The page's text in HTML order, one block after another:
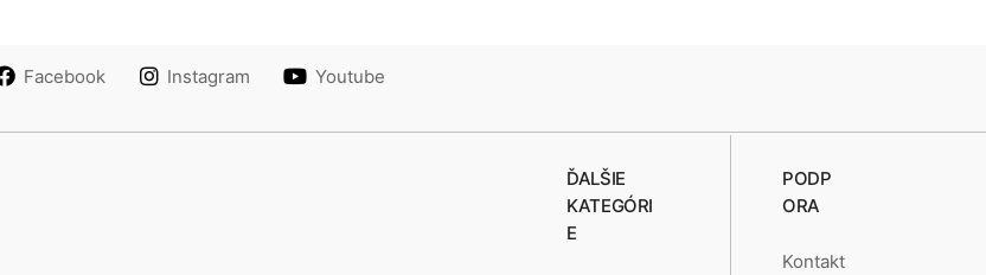
Facebook Instagram Youtube
ĎALŠIE
KATEGÓRI
E
PODP
ORA
Kontakt